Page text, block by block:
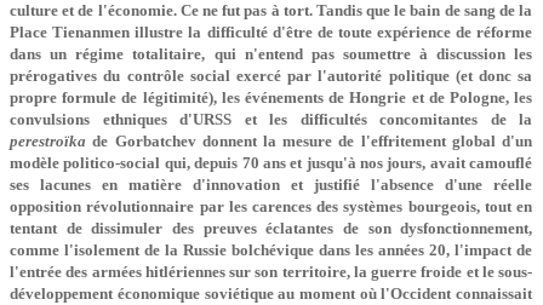
culture et de l'économie. Ce ne fut pas à tort. Tandis que le bain de sang de la
Place Tienanmen illustre la difficulté d'être de toute expérience de réforme
dans un régime totalitaire, qui n'entend pas soumettre à discussion les
prérogatives du contrôle social exercé par l'autorité politique (et donc sa
propre formule de légitimité), les événements de Hongrie et de Pologne, les
convulsions ethniques d'URSS et les difficultés concomitantes de la
perestroïka de Gorbatchev donnent la mesure de l'effritement global d'un
modèle politico-social qui, depuis 70 ans et jusqu'à nos jours, avait camouflé
ses lacunes en matière d'innovation et justifié l'absence d'une réelle
opposition révolutionnaire par les carences des systèmes bourgeois, tout en
tentant de dissimuler des preuves éclatantes de son dysfonctionnement,
comme l'isolement de la Russie bolchévique dans les années 20, l'impact de
l'entrée des armées hitlériennes sur son territoire, la guerre froide et le sous-
développement économique soviétique au moment où l'Occident connaissait